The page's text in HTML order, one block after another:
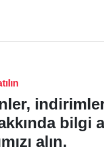
bilgi
alın.